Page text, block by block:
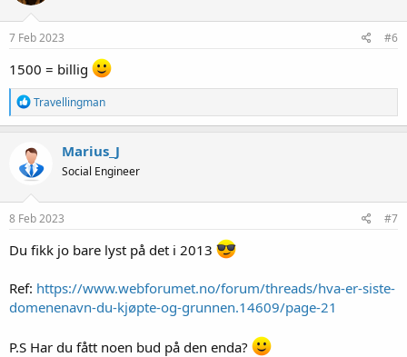
7 Feb 2023 #6
1500 = billig
R
e
a
s
j
n
e
:
Travellingman
Marius_J
Social Engineer
8 Feb 2023 #7
Du fikk jo bare lyst på det i 2013
Ref: https://www.webforumet.no/forum/threads/hva-er-siste-
domenenavn-du-kjøpte-og-grunnen.14609/page-21
P.S Har du fått noen bud på den enda?